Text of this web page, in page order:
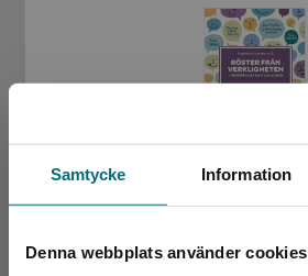
Samtycke Information
Denna webbplats använder cookies